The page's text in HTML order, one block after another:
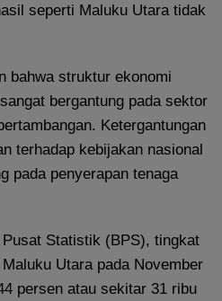
seperti Maluku Utara tidak
bahwa struktur ekonomi
bergantung pada sektor
Ketergantungan
terhadap kebijakan nasional
pada penyerapan tenaga
Statistik (BPS), tingkat
Utara pada November
persen atau sekitar 31 ribu